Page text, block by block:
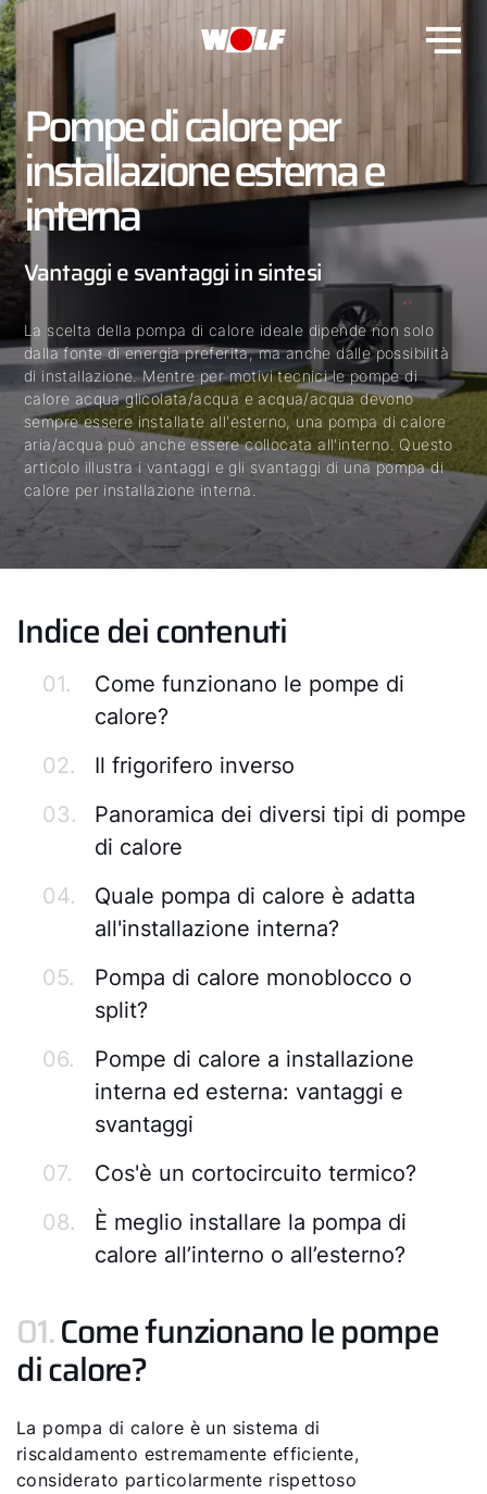
Pompe di calore per
installazione esterna e
interna
Vantaggi e svantaggi in sintesi
La scelta della pompa di calore ideale dipende non solo
dalla fonte di energia preferita, ma anche dalle possibilità
di installazione. Mentre per motivi tecnici le pompe di
calore acqua glicolata/acqua e acqua/acqua devono
sempre essere installate all'esterno, una pompa di calore
aria/acqua può anche essere collocata all'interno. Questo
articolo illustra i vantaggi e gli svantaggi di una pompa di
calore per installazione interna.
Indice dei contenuti
01.
Come funzionano le pompe di
calore?
02.
Il frigorifero inverso
03.
Panoramica dei diversi tipi di pompe
di calore
04.
Quale pompa di calore è adatta
all'installazione interna?
05.
Pompa di calore monoblocco o
split?
06.
Pompe di calore a installazione
interna ed esterna: vantaggi e
svantaggi
07.
Cos'è un cortocircuito termico?
08.
È meglio installare la pompa di
calore all’interno o all’esterno?
01.Come funzionano le pompe
di calore?
La pompa di calore è un sistema di
riscaldamento estremamente efficiente,
considerato particolarmente rispettoso